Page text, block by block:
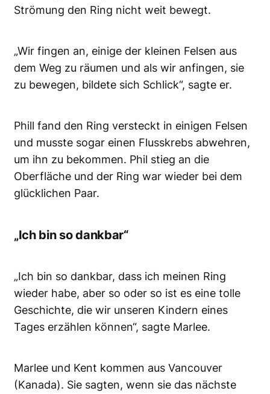
Strömung den Ring nicht weit bewegt.
„Wir fingen an, einige der kleinen Felsen aus
dem Weg zu räumen und als wir anfingen, sie
zu bewegen, bildete sich Schlick“, sagte er.
Phill fand den Ring versteckt in einigen Felsen
und musste sogar einen Flusskrebs abwehren,
um ihn zu bekommen. Phil stieg an die
Oberfläche und der Ring war wieder bei dem
glücklichen Paar.
„Ich bin so dankbar“
„Ich bin so dankbar, dass ich meinen Ring
wieder habe, aber so oder so ist es eine tolle
Geschichte, die wir unseren Kindern eines
Tages erzählen können“, sagte Marlee.
Marlee und Kent kommen aus Vancouver
(Kanada). Sie sagten, wenn sie das nächste